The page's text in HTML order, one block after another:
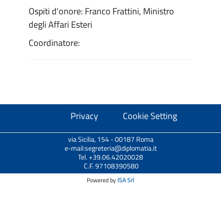
Ospiti d'onore: Franco Frattini, Ministro
degli Affari Esteri
Coordinatore:
Privacy Cookie Setting
via Sicilia, 154 - 00187 Roma
e-mail:segreteria@diplomatia.it
Tel. +39.06.42020028
C.F. 97108390580
Powered by ISA Srl